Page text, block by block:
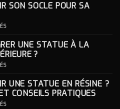
POUR
ICONIQUES
DES
CÉRÉMONIES
SON SOCLE POUR SA
SON
SOCLE
POUR
UNE STATUE À LA
?
UNE
STATUE
À
UNE STATUE EN RÉSINE ?
CONSEILS PRATIQUES